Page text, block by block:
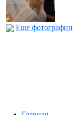
Еще фотографии